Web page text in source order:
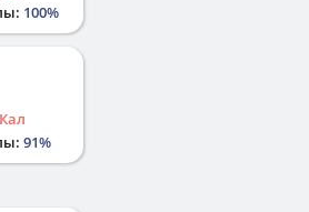
100%
91%